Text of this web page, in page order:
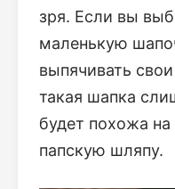
зря. Если вы
маленькую
выпячивать
такая шапка
будет похожа
папскую шляпу.